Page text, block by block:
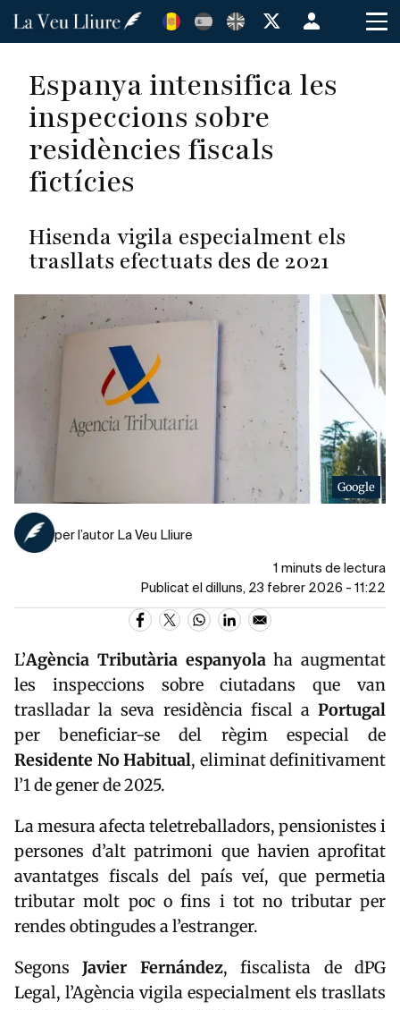
Vés
Menú
de
cuenta
de
Espanya intensifica les
inspeccions sobre
residències fiscals
fictícies
Hisenda vigila especialment els
trasllats efectuats des de 2021
Google
per l’autor La Veu Lliure
1 minuts de lectura
Publicat el dilluns, 23 febrer 2026 - 11:22
L’Agència Tributària espanyolaha augmentat
les inspeccions sobre ciutadans que van
traslladar la seva residència fiscal a Portugal
per beneficiar-se del règim especial de
Residente No Habitual, eliminat definitivament
l’1 de gener de 2025.
La mesura afecta teletreballadors, pensionistes i
persones d’alt patrimoni que havien aprofitat
avantatges fiscals del país veí, que permetia
tributar molt poc o fins i tot no tributar per
rendes obtingudes a l’estranger.
SegonsJavier Fernández, fiscalista de dPG
Legal, l’Agència vigila especialment els trasllats